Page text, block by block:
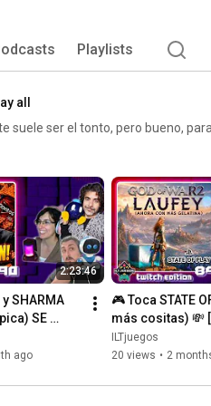
Playlists
all
suele ser el tonto, pero bueno,
2:23:46
y SHARMA
SE
Juegos -
#90]
ago
🎮 Toca STATE
más cositas) 💸
-Twitch Edition-
ILTjuegos
20 views • 2